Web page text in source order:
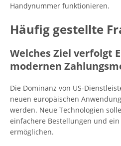
Handynummer funktionieren.
Häufig gestellte
Welches Ziel verfolgt
modernen
Die Dominanz von US-
neuen europäischen
werden. Neue Technologien
einfachere Bestellungen und
ermöglichen.